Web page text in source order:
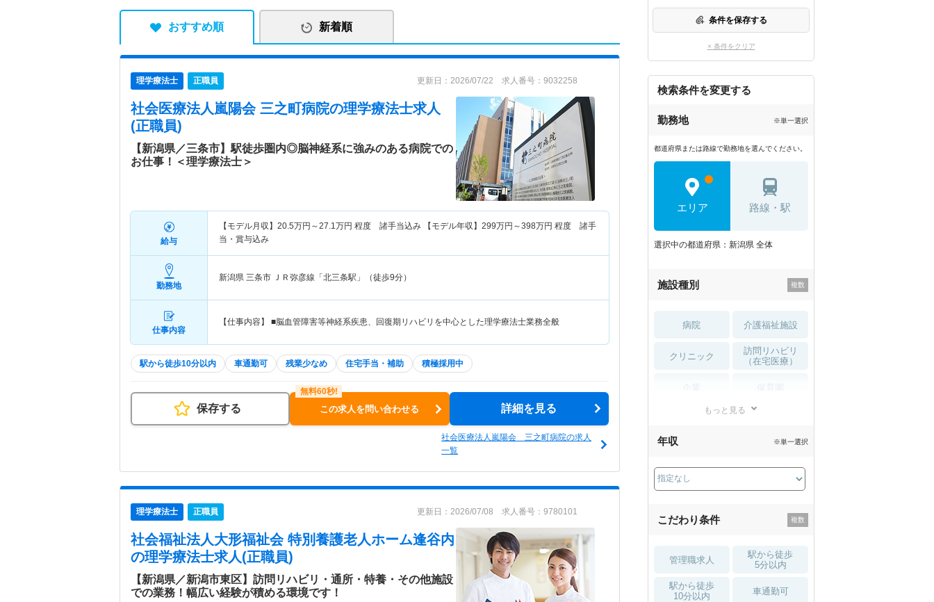
おすすめ順 新着順
理学療法士 正職員 更新日：2026/07/22 求人番号：9032258
社会医療法人嵐陽会 三之町病院の理学療法士求人
(正職員)
【新潟県／三条市】駅徒歩圏内◎脳神経系に強みのある病院での
お仕事！＜理学療法士＞
給与
【モデル月収】 20.5万円～27.1万円 程度 諸手当込み 【モデル年収】 299万円～398万円 程度 諸手
当・賞与込み
勤務地
新潟県 三条市 ＪＲ弥彦線「北三条駅」（徒歩9分）
仕事内容
【仕事内容】 ■脳血管障害等神経系疾患、回復期リハビリを中心とした理学療法士業務全般
駅から徒歩10分以内 車通勤可 残業少なめ 住宅手当・補助 積極採用中
保存する この求人を問い合わせる 詳細を見る
社会医療法人嵐陽会 三之町病院の求人
一覧
理学療法士 正職員 更新日：2026/07/08 求人番号：9780101
社会福祉法人大形福祉会 特別養護老人ホーム逢谷内
の理学療法士求人(正職員)
【新潟県／新潟市東区】訪問リハビリ・通所・特養・その他施設
での業務！幅広い経験が積める環境です！
条件を保存する
× 条件をクリア
検索条件を変更する
勤務地 ※単一選択
都道府県または路線で勤務地を選んでください。
エリア 路線・駅
選択中の都道府県：新潟県 全体
施設種別
病院 介護福祉施設
クリニック
訪問リハビリ
（在宅医療）
薬局・
もっと見る
年収 ※単一選択
こだわり条件
管理職求人
駅から徒歩
5分以内
駅から徒歩
10分以内
車通勤可